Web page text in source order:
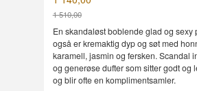
1 510,00
Rabatt
En skandaløst boblende glad og sexy
også er kremaktig dyp og søt med
karamell, jasmin og fersken. Scandal
og generøse dufter som sitter godt og
og blir ofte en komplimentsamler.